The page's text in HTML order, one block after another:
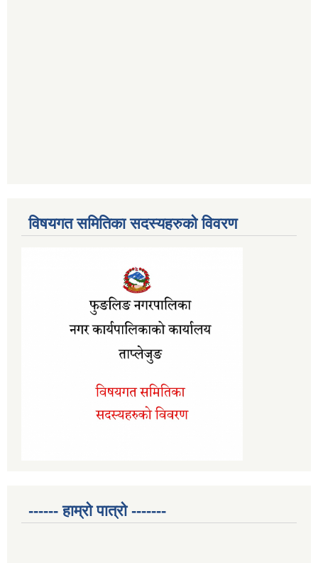
विषयगत समितिका सदस्यहरुको विवरण
------ हाम्रो पात्रो -------